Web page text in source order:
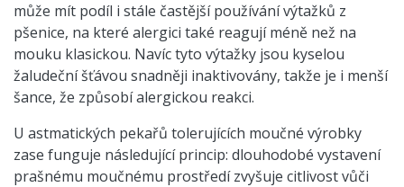
může mít podíl i stále častější používání výtažků z
pšenice, na které alergici také reagují méně než na
mouku klasickou. Navíc tyto výtažky jsou kyselou
žaludeční šťávou snadněji inaktivovány, takže je i menší
šance, že způsobí alergickou reakci.
U astmatických pekařů tolerujících moučné výrobky
zase funguje následující princip: dlouhodobé vystavení
prašnému moučnému prostředí zvyšuje citlivost vůči